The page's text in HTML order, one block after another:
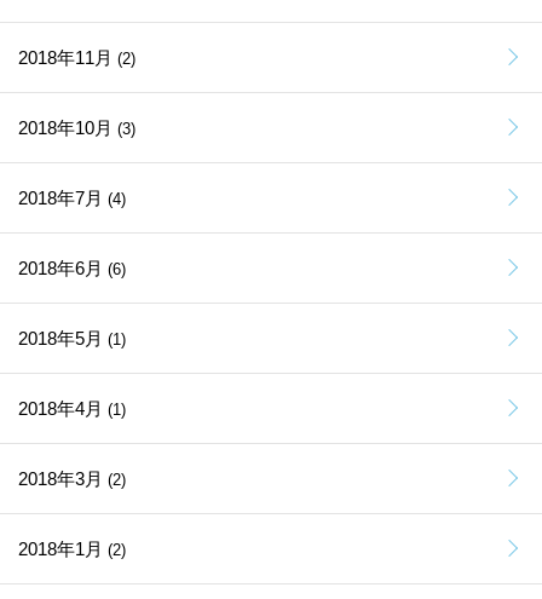
2018年11月 (2)
2018年10月 (3)
2018年7月 (4)
2018年6月 (6)
2018年5月 (1)
2018年4月 (1)
2018年3月 (2)
2018年1月 (2)